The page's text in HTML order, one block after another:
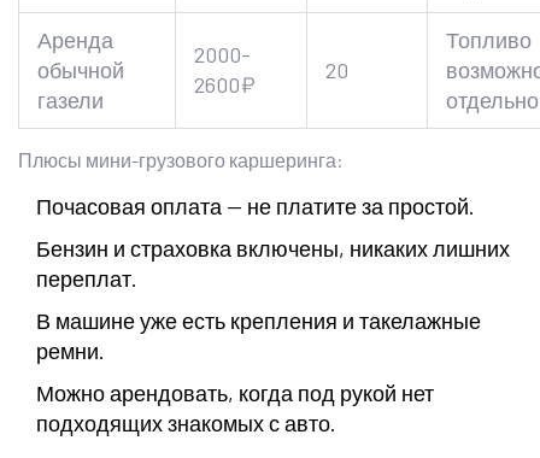
Аренда
обычной
газели
2000-
2600₽
20
Топливо
отдельно
Плюсы мини-грузового каршеринга:
Почасовая оплата — не платите за простой.
Бензин и страховка включены, никаких лишних
переплат.
В машине уже есть крепления и такелажные
ремни.
Можно арендовать, когда под рукой нет
подходящих знакомых с авто.